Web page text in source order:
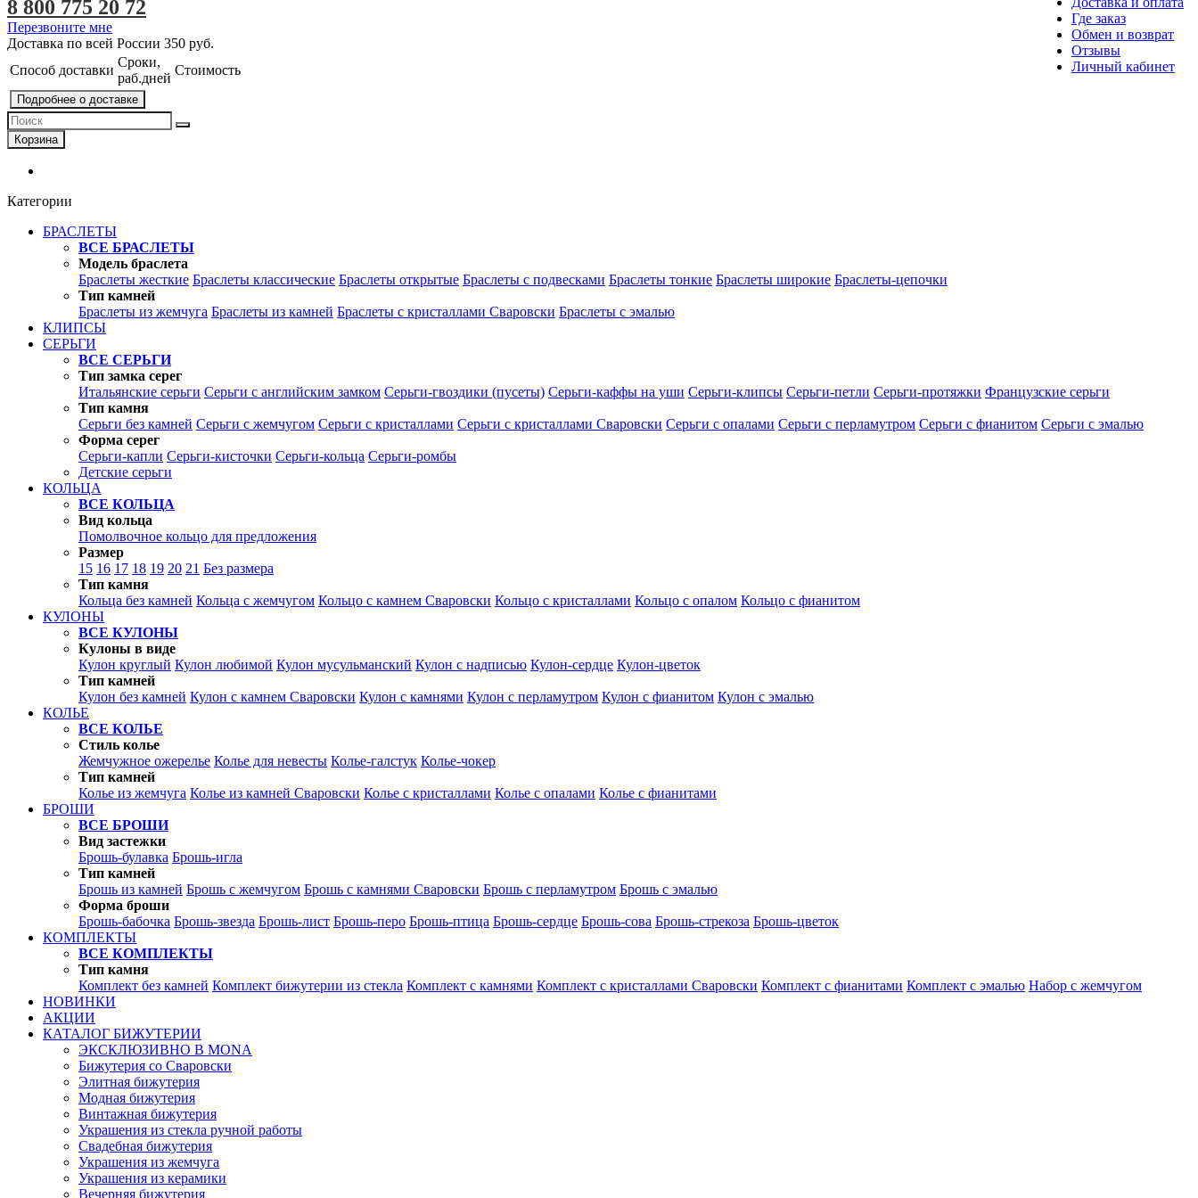
Где заказ
Обмен и возврат
Отзывы
Личный кабинет
8 800 775 20 72
Перезвоните мне
Доставка по всей России 350 руб.
Способ доставки
Сроки,
раб.дней
Стоимость
Подробнее о доставке
Корзина
Категории
БРАСЛЕТЫ
ВСЕ БРАСЛЕТЫ
Модель браслета
Браслеты жесткие Браслеты классические Браслеты открытые Браслеты с подвесками Браслеты тонкие Браслеты широкие Браслеты-цепочки
Тип камней
Браслеты из жемчуга Браслеты из камней Браслеты с кристаллами Сваровски Браслеты с эмалью
КЛИПСЫ
СЕРЬГИ
ВСЕ СЕРЬГИ
Тип замка серег
Итальянские серьги Серьги с английским замком Серьги-гвоздики (пусеты) Серьги-каффы на уши Серьги-клипсы Серьги-петли Серьги-протяжки Французские серьги
Тип камня
Серьги без камней Серьги с жемчугом Серьги с кристаллами Серьги с кристаллами Сваровски Серьги с опалами Серьги с перламутром Серьги с фианитом Серьги с эмалью
Форма серег
Серьги-капли Серьги-кисточки Серьги-кольца Серьги-ромбы
Детские серьги
КОЛЬЦА
ВСЕ КОЛЬЦА
Вид кольца
Помолвочное кольцо для предложения
Размер
15 16 17 18 19 20 21 Без размера
Тип камня
Кольца без камней Кольца с жемчугом Кольцо с камнем Сваровски Кольцо с кристаллами Кольцо с опалом Кольцо с фианитом
КУЛОНЫ
ВСЕ КУЛОНЫ
Кулоны в виде
Кулон круглый Кулон любимой Кулон мусульманский Кулон с надписью Кулон-сердце Кулон-цветок
Тип камней
Кулон без камней Кулон с камнем Сваровски Кулон с камнями Кулон с перламутром Кулон с фианитом Кулон с эмалью
КОЛЬЕ
ВСЕ КОЛЬЕ
Стиль колье
Жемчужное ожерелье Колье для невесты Колье-галстук Колье-чокер
Тип камней
Колье из жемчуга Колье из камней Сваровски Колье с кристаллами Колье с опалами Колье с фианитами
БРОШИ
ВСЕ БРОШИ
Вид застежки
Брошь-булавка Брошь-игла
Тип камней
Брошь из камней Брошь с жемчугом Брошь с камнями Сваровски Брошь с перламутром Брошь с эмалью
Форма броши
Брошь-бабочка Брошь-звезда Брошь-лист Брошь-перо Брошь-птица Брошь-сердце Брошь-сова Брошь-стрекоза Брошь-цветок
КОМПЛЕКТЫ
ВСЕ КОМПЛЕКТЫ
Тип камня
Комплект без камней Комплект бижутерии из стекла Комплект с камнями Комплект с кристаллами Сваровски Комплект с фианитами Комплект с эмалью Набор с жемчугом
НОВИНКИ
АКЦИИ
КАТАЛОГ БИЖУТЕРИИ
ЭКСКЛЮЗИВНО В MONA
Бижутерия со Сваровски
Элитная бижутерия
Модная бижутерия
Винтажная бижутерия
Украшения из стекла ручной работы
Свадебная бижутерия
Украшения из жемчуга
Украшения из керамики
Вечерняя бижутерия